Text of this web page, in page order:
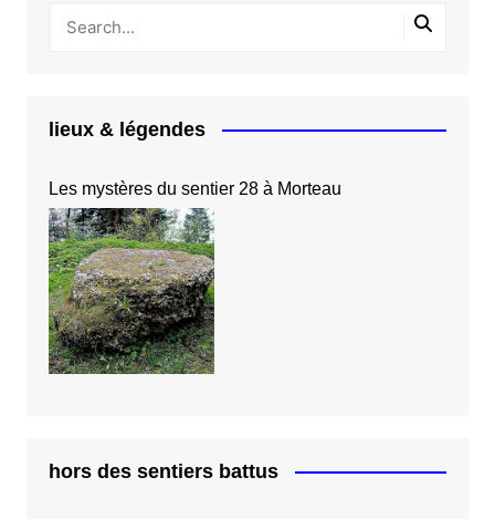
lieux & légendes
Les mystères du sentier 28 à Morteau
hors des sentiers battus